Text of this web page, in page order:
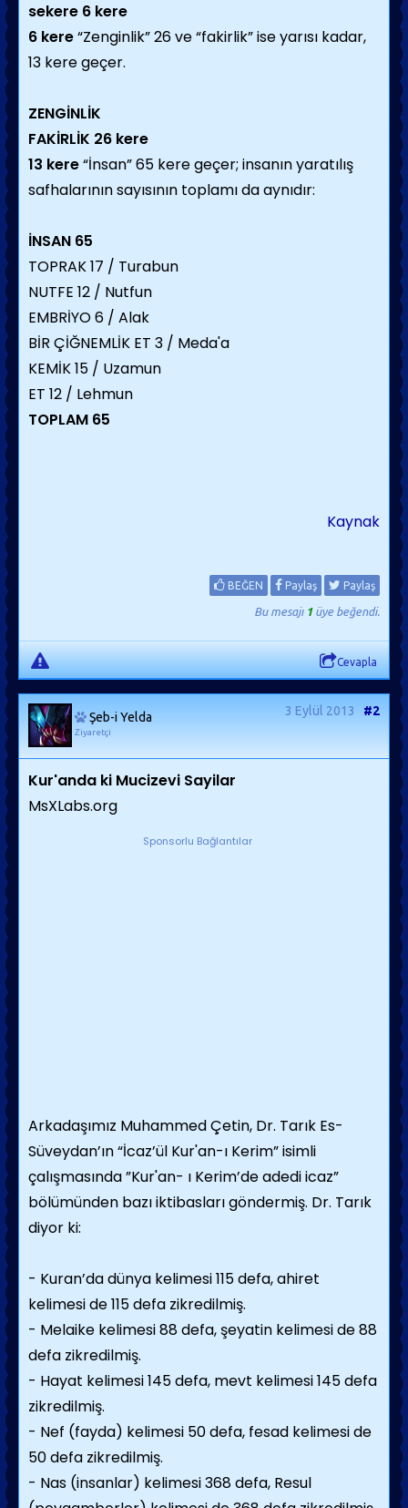
sekere 6 kere
6 kere“Zenginlik” 26 ve “fakirlik” ise yarısı kadar,
13 kere geçer.
ZENGİNLİK
FAKİRLİK 26 kere
13 kere“İnsan” 65 kere geçer; insanın yaratılış
safhalarının sayısının toplamı da aynıdır:
İNSAN 65
TOPRAK 17 / Turabun
NUTFE 12 / Nutfun
EMBRİYO 6 / Alak
BİR ÇİĞNEMLİK ET 3 / Meda'a
KEMİK 15 / Uzamun
ET 12 / Lehmun
TOPLAM 65
Kaynak
BEĞEN Paylaş Paylaş
Bu mesajı 1üye beğendi.
Cevapla
Şeb-i Yelda
Ziyaretçi
3 Eylül 2013 #2
Kur'anda ki Mucizevi Sayilar
MsXLabs.org
Sponsorlu Bağlantılar
Arkadaşımız Muhammed Çetin, Dr. Tarık Es-
Süveydan’ın “İcaz’ül Kur'an-ı Kerim” isimli
çalışmasında ”Kur'an- ı Kerim’de adedi icaz”
bölümünden bazı iktibasları göndermiş. Dr. Tarık
diyor ki:
- Kuran’da dünya kelimesi 115 defa, ahiret
kelimesi de 115 defa zikredilmiş.
- Melaike kelimesi 88 defa, şeyatin kelimesi de 88
defa zikredilmiş.
- Hayat kelimesi 145 defa, mevt kelimesi 145 defa
zikredilmiş.
- Nef (fayda) kelimesi 50 defa, fesad kelimesi de
50 defa zikredilmiş.
- Nas (insanlar) kelimesi 368 defa, Resul